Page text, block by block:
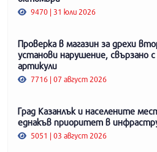
9470 | 31 юли 2026
Проверка в магазин за дрехи
установи нарушение, свързано
артикули
7716 | 07 август 2026
Град Казанлък и населените
еднакъв приоритет в
5051 | 03 август 2026